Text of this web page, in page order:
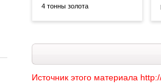
4 тонны золота
Источник этого материала